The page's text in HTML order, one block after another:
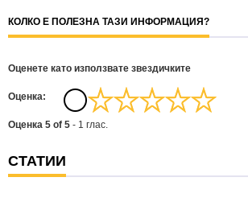
КОЛКО Е ПОЛЕЗНА ТАЗИ ИНФОРМАЦИЯ?
Оценете като използвате звездичките
Oценка:
Оценка 5 of 5 - 1 глас.
СТАТИИ